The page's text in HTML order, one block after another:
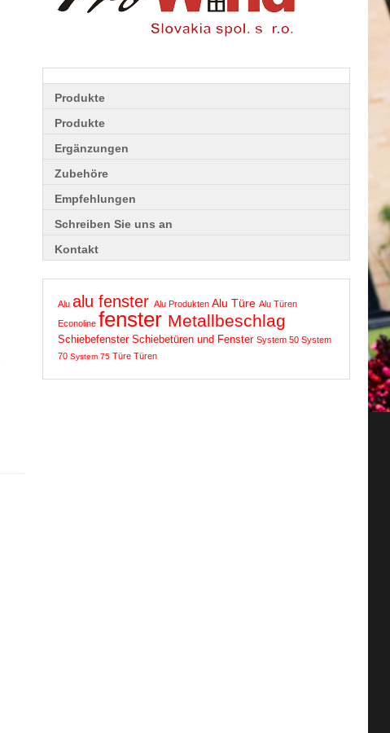
Produkte
Produkte
Ergänzungen
Zubehöre
Empfehlungen
Schreiben Sie uns an
Kontakt
Alualu fensterAlu ProduktenAlu TüreAlu Türen
Econoline fenster Metallbeschlag
SchiebefensterSchiebetüren und FensterSystem 50System
70System 75TüreTüren